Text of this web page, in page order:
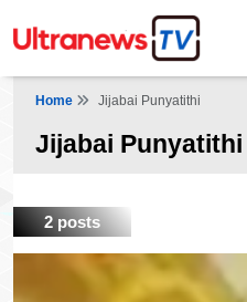
Home Jijabai Punyatithi
Jijabai Punyatithi
2 posts